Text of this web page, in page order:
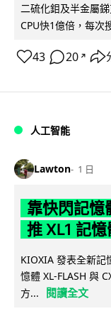
二硫化鉬及半金屬
CPU快1億倍，每次
43 20 ↗
人工智能
Lawton 1 日
靠快閃記憶
推 XL1 記
KIOXIA 發表全新記
憶體 XL-FLASH 與
方...
閱讀全文